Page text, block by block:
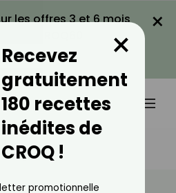
les offres 3 et 6 mois
LA PROMO
×
?
Recevez
gratuitement
180 recettes
inédites de
CROQ !
×
promotionnelle